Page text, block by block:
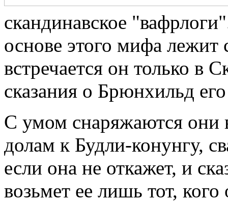
скандинавское
основе этого мифа лежит
встречается он только в
сказания о Брюнхильд его
С умом снаряжаются они
долам к Будли-конунгу,
если она не откажет, и
возьмет ее лишь тот, кого